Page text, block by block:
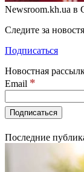
Newsroom.kh.ua в
Следите за
Подписаться
Новостная
Email *
Последние